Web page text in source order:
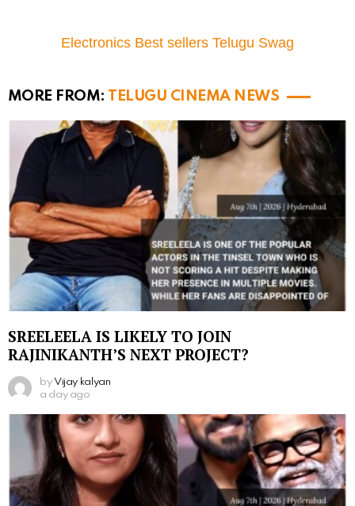
Electronics Best sellers Telugu Swag
MORE FROM: TELUGU CINEMA NEWS
SREELEELA IS LIKELY TO JOIN
RAJINIKANTH’S NEXT PROJECT?
by Vijay kalyan
a day ago